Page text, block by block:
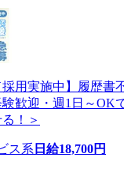
採用実施中】履歴書
歓迎・週1日～OK
！＞
ス系 日給18,700円